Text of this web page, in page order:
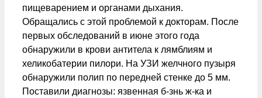
пищеварением и органами дыхания.
Обращались с этой проблемой к докторам. После
первых обследований в июне этого года
обнаружили в крови антитела к лямблиям и
хеликобатерии пилори. На УЗИ желчного пузыря
обнаружили полип по передней стенке до 5 мм.
Поставили диагнозы: язвенная б-знь ж-ка и